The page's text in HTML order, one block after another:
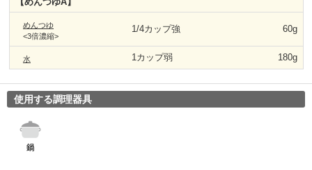
めんつゆ
<3倍濃縮>
1/4カップ強 60g
水 1カップ弱 180g
使用する調理器具